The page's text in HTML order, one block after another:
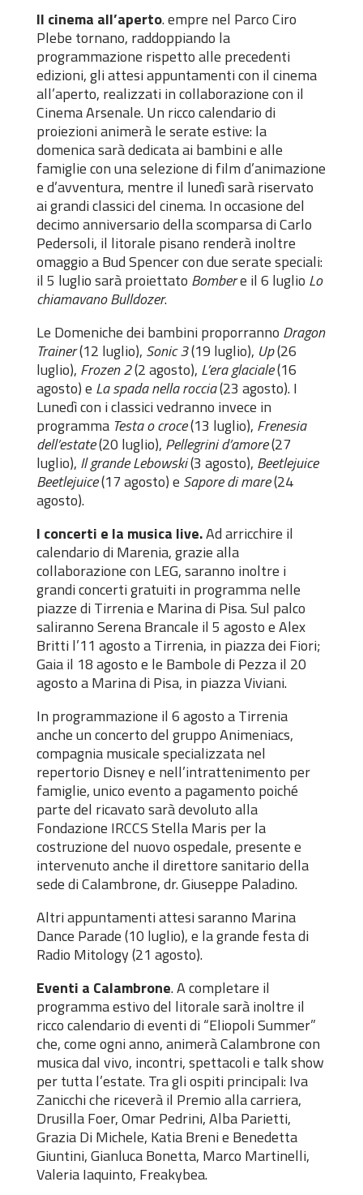
Il cinema all’aperto. empre nel Parco Ciro
Plebe tornano, raddoppiando la
programmazione rispetto alle precedenti
edizioni, gli attesi appuntamenti con il cinema
all’aperto, realizzati in collaborazione con il
Cinema Arsenale. Un ricco calendario di
proiezioni animerà le serate estive: la
domenica sarà dedicata ai bambini e alle
famiglie con una selezione di film d’animazione
e d’avventura, mentre il lunedì sarà riservato
ai grandi classici del cinema. In occasione del
decimo anniversario della scomparsa di Carlo
Pedersoli, il litorale pisano renderà inoltre
omaggio a Bud Spencer con due serate speciali:
il 5 luglio sarà proiettato Bombere il 6 luglio Lo
chiamavano Bulldozer.
Le Domeniche dei bambini proporranno Dragon
Trainer(12 luglio), Sonic 3(19 luglio), Up(26
luglio), Frozen 2(2 agosto), L’era glaciale(16
agosto) e La spada nella roccia(23 agosto). I
Lunedì con i classici vedranno invece in
programma Testa o croce(13 luglio), Frenesia
dell’estate(20 luglio), Pellegrini d’amore(27
luglio), Il grande Lebowski(3 agosto), Beetlejuice
Beetlejuice(17 agosto) e Sapore di mare(24
agosto).
I concerti e la musica live.Ad arricchire il
calendario di Marenia, grazie alla
collaborazione con LEG, saranno inoltre i
grandi concerti gratuiti in programma nelle
piazze di Tirrenia e Marina di Pisa. Sul palco
saliranno Serena Brancale il 5 agosto e Alex
Britti l’11 agosto a Tirrenia, in piazza dei Fiori;
Gaia il 18 agosto e le Bambole di Pezza il 20
agosto a Marina di Pisa, in piazza Viviani.
In programmazione il 6 agosto a Tirrenia
anche un concerto del gruppo Animeniacs,
compagnia musicale specializzata nel
repertorio Disney e nell’intrattenimento per
famiglie, unico evento a pagamento poiché
parte del ricavato sarà devoluto alla
Fondazione IRCCS Stella Maris per la
costruzione del nuovo ospedale, presente e
intervenuto anche il direttore sanitario della
sede di Calambrone, dr. Giuseppe Paladino.
Altri appuntamenti attesi saranno Marina
Dance Parade (10 luglio), e la grande festa di
Radio Mitology (21 agosto).
Eventi a Calambrone. A completare il
programma estivo del litorale sarà inoltre il
ricco calendario di eventi di “Eliopoli Summer”
che, come ogni anno, animerà Calambrone con
musica dal vivo, incontri, spettacoli e talk show
per tutta l’estate. Tra gli ospiti principali: Iva
Zanicchi che riceverà il Premio alla carriera,
Drusilla Foer, Omar Pedrini, Alba Parietti,
Grazia Di Michele, Katia Breni e Benedetta
Giuntini, Gianluca Bonetta, Marco Martinelli,
Valeria Iaquinto, Freakybea.